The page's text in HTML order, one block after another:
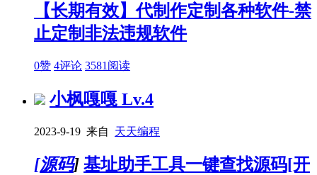
【长期有效】代制作定制各种软件-禁
止定制非法违规软件
0赞 4评论 3581阅读
小枫嘎嘎 Lv.4
2023-9-19 来自 天天编程
[源码] 基址助手工具一键查找源码[开